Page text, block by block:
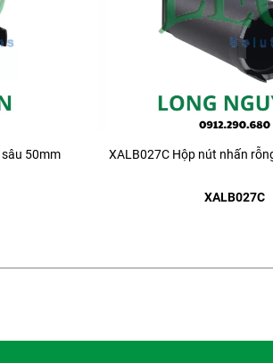
50mm XALB027C Hộp nút nhấn
XALB027C